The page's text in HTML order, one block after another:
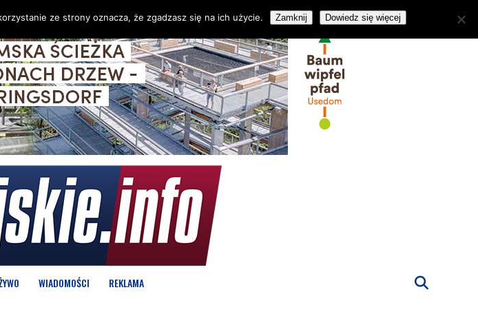
WIADOMOŚCI REKLAMA
ze strony oznacza, że zgadzasz się na ich użycie. Zamknij Dowiedz się więcej